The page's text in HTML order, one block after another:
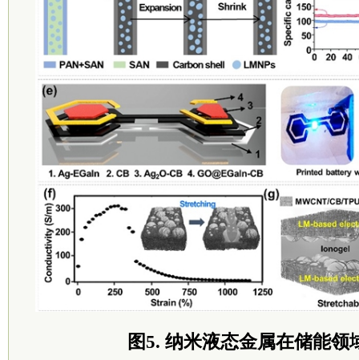
图5. 纳米液态金属在储能领